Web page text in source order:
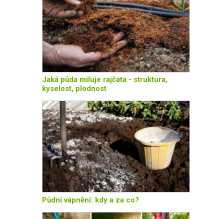
Jaká půda miluje rajčata - struktura,
kyselost, plodnost
Půdní vápnění: kdy a za co?